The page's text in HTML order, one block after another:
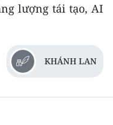
lượng tái tạo, AI
KHÁNH LAN